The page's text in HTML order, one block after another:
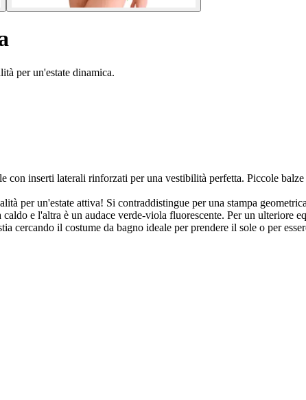
per un'estate dinamica.
inserti laterali rinforzati per una vestibilità perfetta. Piccole
per un'estate attiva! Si contraddistingue per una stampa
e l'altra è un audace verde-viola fluorescente. Per un ulteriore
cercando il costume da bagno ideale per prendere il sole o per